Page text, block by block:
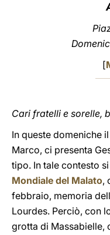
[
Cari fratelli e sorelle,
In queste domeniche
Marco, ci presenta
tipo. In tale contesto
Mondiale del Malato,
febbraio, memoria
Lourdes. Perciò, con
grotta di Massabielle,